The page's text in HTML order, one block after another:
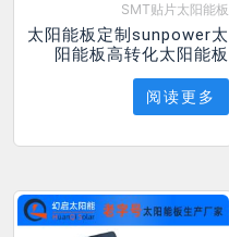
SMT贴片太阳能板
太阳能板定制sunpower太
阳能板高转化太阳能板
阅读更多